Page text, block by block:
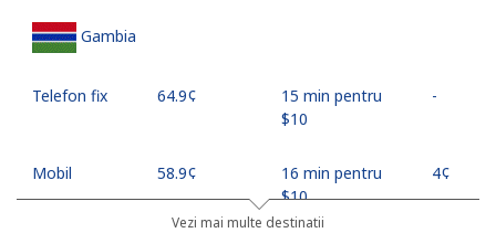
Gambia
Telefon fix ⁦64.9¢⁩
15 min pentru
⁦$10⁩
-
Mobil ⁦58.9¢⁩
16 min pentru
⁦$10⁩
⁦4¢⁩
Vezi mai multe destinatii